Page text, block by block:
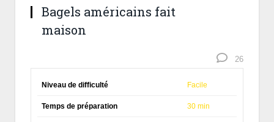
Bagels américains fait
maison
26
Niveau de difficulté Facile
Temps de préparation 30 min